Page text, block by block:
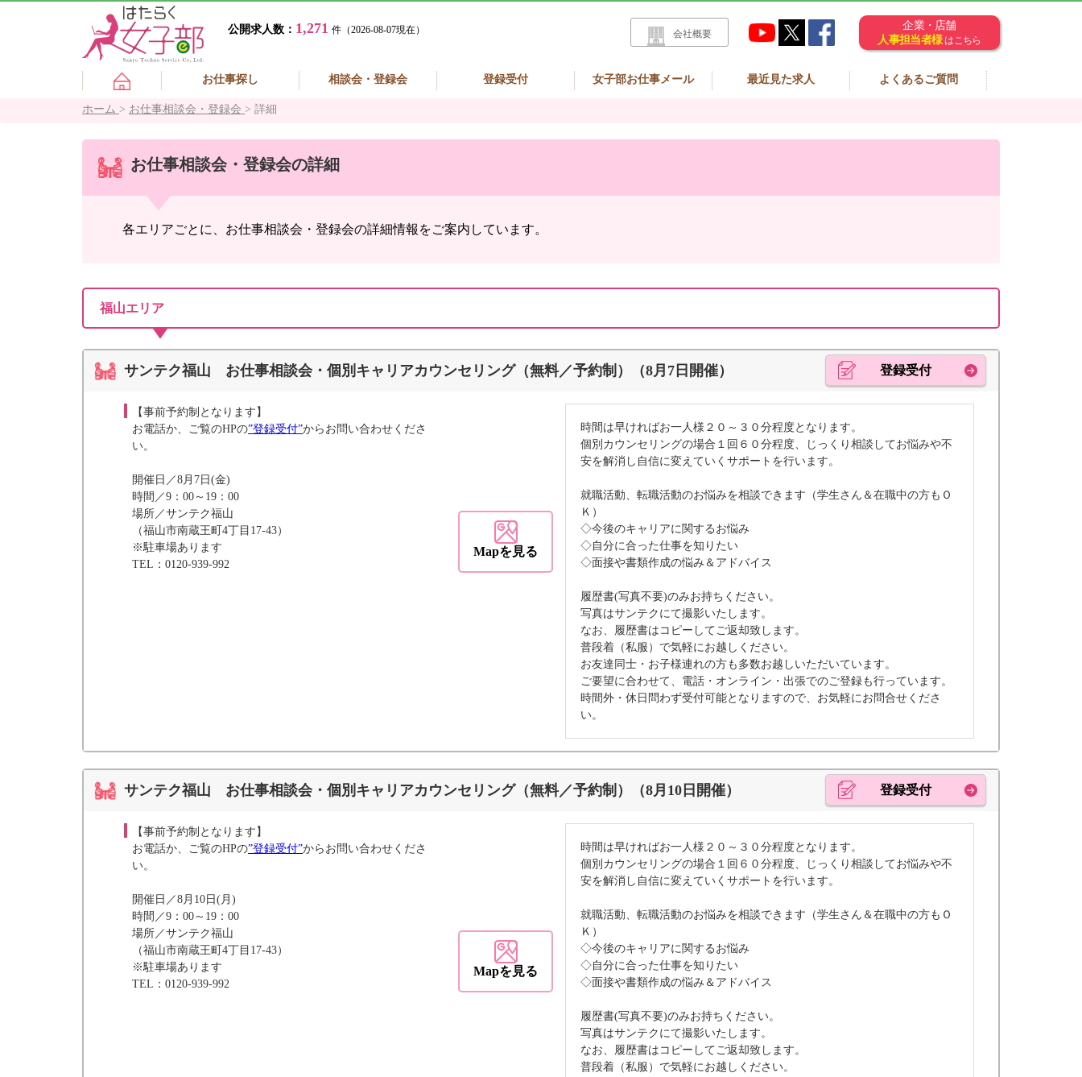
企業・店舗
人事担当者様 はこちら
公開求人数： 1,271 件（2026-08-07現在） 会社概要
お仕事探し 相談会・登録会 登録受付 女子部お仕事メール 最近見た求人 よくあるご質問
ホーム > お仕事相談会・登録会 > 詳細
お仕事相談会・登録会の詳細
各エリアごとに、お仕事相談会・登録会の詳細情報をご案内しています。
福山エリア
サンテク福山 お仕事相談会・個別キャリアカウンセリング（無料／予約制）（8月7日開催） 登録受付
【事前予約制となります】
お電話か、ご覧のHPの”登録受付”からお問い合わせくださ
い。
開催日／8月7日(金)
時間／9：00～19：00
場所／サンテク福山
（福山市南蔵王町4丁目17-43）
※駐車場あります
TEL：0120-939-992
Mapを見る
時間は早ければお一人様２０～３０分程度となります。
個別カウンセリングの場合１回６０分程度、じっくり相談してお悩みや不
安を解消し自信に変えていくサポートを行います。
就職活動、転職活動のお悩みを相談できます（学生さん＆在職中の方もＯ
Ｋ）
◇今後のキャリアに関するお悩み
◇自分に合った仕事を知りたい
◇面接や書類作成の悩み＆アドバイス
履歴書(写真不要)のみお持ちください。
写真はサンテクにて撮影いたします。
なお、履歴書はコピーしてご返却致します。
普段着（私服）で気軽にお越しください。
お友達同士・お子様連れの方も多数お越しいただいています。
ご要望に合わせて、電話・オンライン・出張でのご登録も行っています。
時間外・休日問わず受付可能となりますので、お気軽にお問合せくださ
い。
サンテク福山 お仕事相談会・個別キャリアカウンセリング（無料／予約制）（8月10日開催） 登録受付
【事前予約制となります】
お電話か、ご覧のHPの”登録受付”からお問い合わせくださ
い。
開催日／8月10日(月)
時間／9：00～19：00
場所／サンテク福山
（福山市南蔵王町4丁目17-43）
※駐車場あります
TEL：0120-939-992
Mapを見る
時間は早ければお一人様２０～３０分程度となります。
個別カウンセリングの場合１回６０分程度、じっくり相談してお悩みや不
安を解消し自信に変えていくサポートを行います。
就職活動、転職活動のお悩みを相談できます（学生さん＆在職中の方もＯ
Ｋ）
◇今後のキャリアに関するお悩み
◇自分に合った仕事を知りたい
◇面接や書類作成の悩み＆アドバイス
履歴書(写真不要)のみお持ちください。
写真はサンテクにて撮影いたします。
なお、履歴書はコピーしてご返却致します。
普段着（私服）で気軽にお越しください。